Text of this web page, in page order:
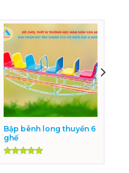
Bập bênh long thuyền 6
ghế